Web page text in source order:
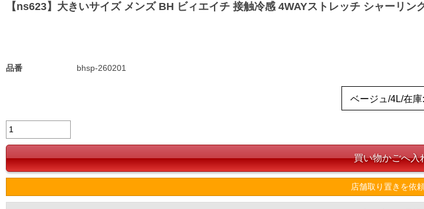
【ns623】大きいサイズ メンズ BH ビィエイチ 接触冷感 4WAYストレッチ シャーリ
品番 bhsp-260201
店舗取り置きを依